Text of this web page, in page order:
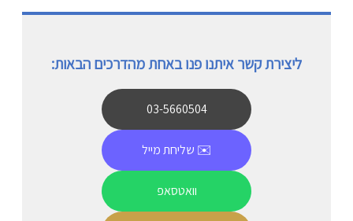
ליצירת קשר איתנו פנו באחת מהדרכים הבאות:
03-5660504
✉️ שליחת מייל
וואטסאפ